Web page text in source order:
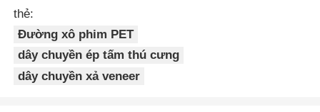
thẻ:
Đường xô phim PET
dây chuyền ép tấm thú cưng
dây chuyền xả veneer